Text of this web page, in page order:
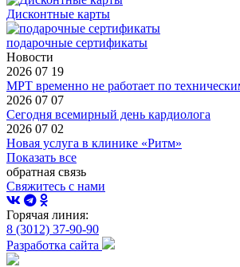
Дисконтные карты
подарочные сертификаты
Новости
2026 07 19
МРТ временно не работает по
2026 07 07
Сегодня всемирный день кардиолога
2026 07 02
Новая услуга в клинике «Ритм»
Показать все
обратная связь
Свяжитесь с нами
Горячая линия:
8 (3012) 37-90-90
Разработка сайта